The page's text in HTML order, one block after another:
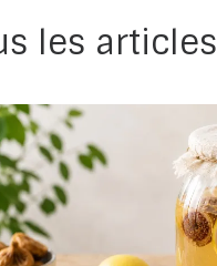
les articles